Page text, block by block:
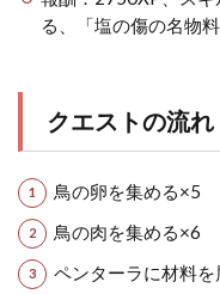
る、「塩の傷の名物
クエストの流れ
鳥の卵を集める×5
鳥の肉を集める×6
ペンターラに材料を